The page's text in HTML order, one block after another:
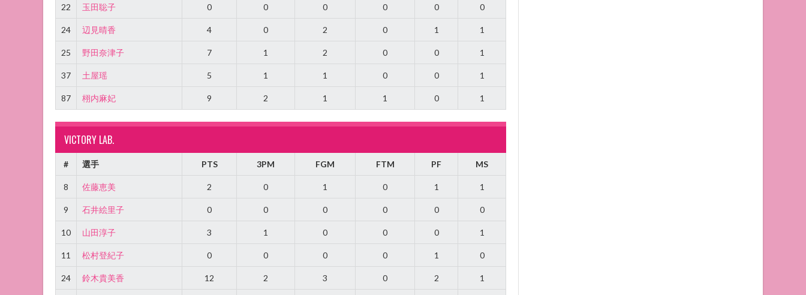
22 玉田聡子 0 0 0 0 0 0
24 辺見晴香 4 0 2 0 1 1
25 野田奈津子 7 1 2 0 0 1
37 土屋瑶 5 1 1 0 0 1
87 栩内麻妃 9 2 1 1 0 1
VICTORY LAB.
# 選手 PTS 3PM FGM FTM PF MS
8 佐藤恵美 2 0 1 0 1 1
9 石井絵里子 0 0 0 0 0 0
10 山田淳子 3 1 0 0 0 1
11 松村登紀子 0 0 0 0 1 0
24 鈴木貴美香 12 2 3 0 2 1